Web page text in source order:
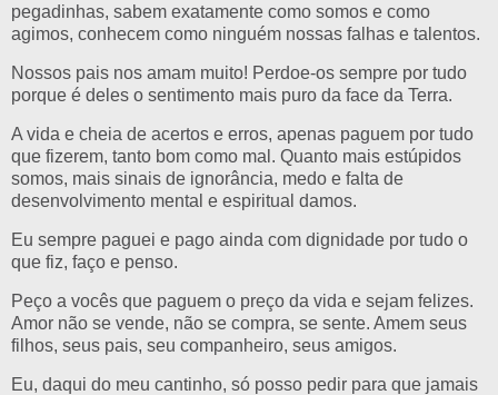
pegadinhas, sabem exatamente como somos e como
agimos, conhecem como ninguém nossas falhas e talentos.
Nossos pais nos amam muito! Perdoe-os sempre por tudo
porque é deles o sentimento mais puro da face da Terra.
A vida e cheia de acertos e erros, apenas paguem por tudo
que fizerem, tanto bom como mal. Quanto mais estúpidos
somos, mais sinais de ignorância, medo e falta de
desenvolvimento mental e espiritual damos.
Eu sempre paguei e pago ainda com dignidade por tudo o
que fiz, faço e penso.
Peço a vocês que paguem o preço da vida e sejam felizes.
Amor não se vende, não se compra, se sente. Amem seus
filhos, seus pais, seu companheiro, seus amigos.
Eu, daqui do meu cantinho, só posso pedir para que jamais